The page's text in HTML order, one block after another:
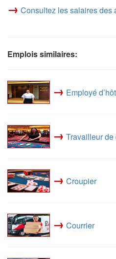
→ Consultez les salaires des
Emplois similaires:
→ Employé
→ Travailleur
→ Croupier
→ Courrier